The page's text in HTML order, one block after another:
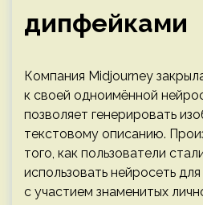
дипфейками
Компания Midjourney
к своей одноимённой
позволяет генерировать
текстовому описанию.
того, как пользователи
использовать нейросеть
с участием знаменитых